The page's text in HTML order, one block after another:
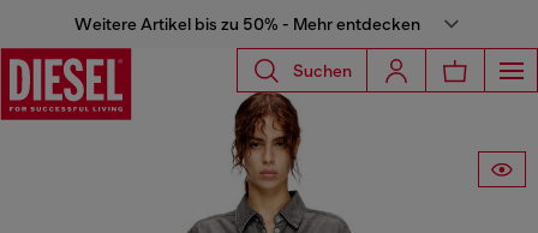
Weitere Artikel bis zu 50% - Mehr entdecken
Suchen